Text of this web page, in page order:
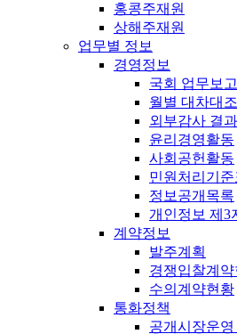
홍콩주재원
상해주재원
업무별 정보
경영정보
국회 업무보
월별 대차대
외부감사 결
윤리경영활동
사회공헌활동
민원처리기준
정보공개목록
개인정보 제3
계약정보
발주계획
경쟁입찰계
수의계약현황
통화정책
공개시장운영